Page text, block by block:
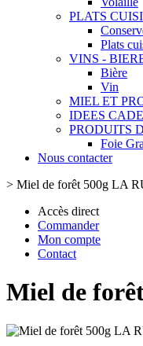
PLATS
Plats
VINS -
Bière
Vin
MIEL ET
IDEES
PRODUITS
Foie
Nous contacter
> Miel de forêt 500g LA
Accès direct
Commander
Mon compte
Contact
Miel de